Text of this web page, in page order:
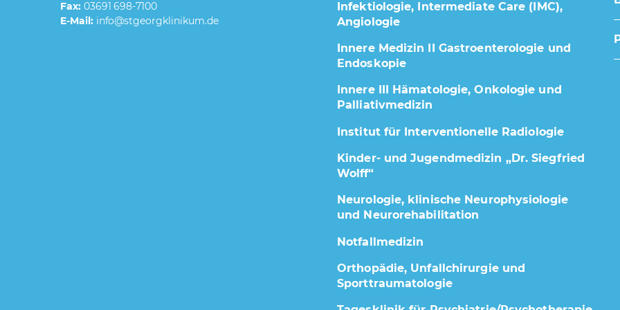
Fax:03691 698-7100
E-Mail:
Infektiologie, Intermediate Care (IMC),
Angiologie
Innere Medizin II Gastroenterologie und
Endoskopie
Innere III Hämatologie, Onkologie und
Palliativmedizin
Institut für Interventionelle Radiologie
Kinder- und Jugendmedizin „Dr. Siegfried
Wolff“
Neurologie, klinische Neurophysiologie
und Neurorehabilitation
Notfallmedizin
Orthopädie, Unfallchirurgie und
Sporttraumatologie